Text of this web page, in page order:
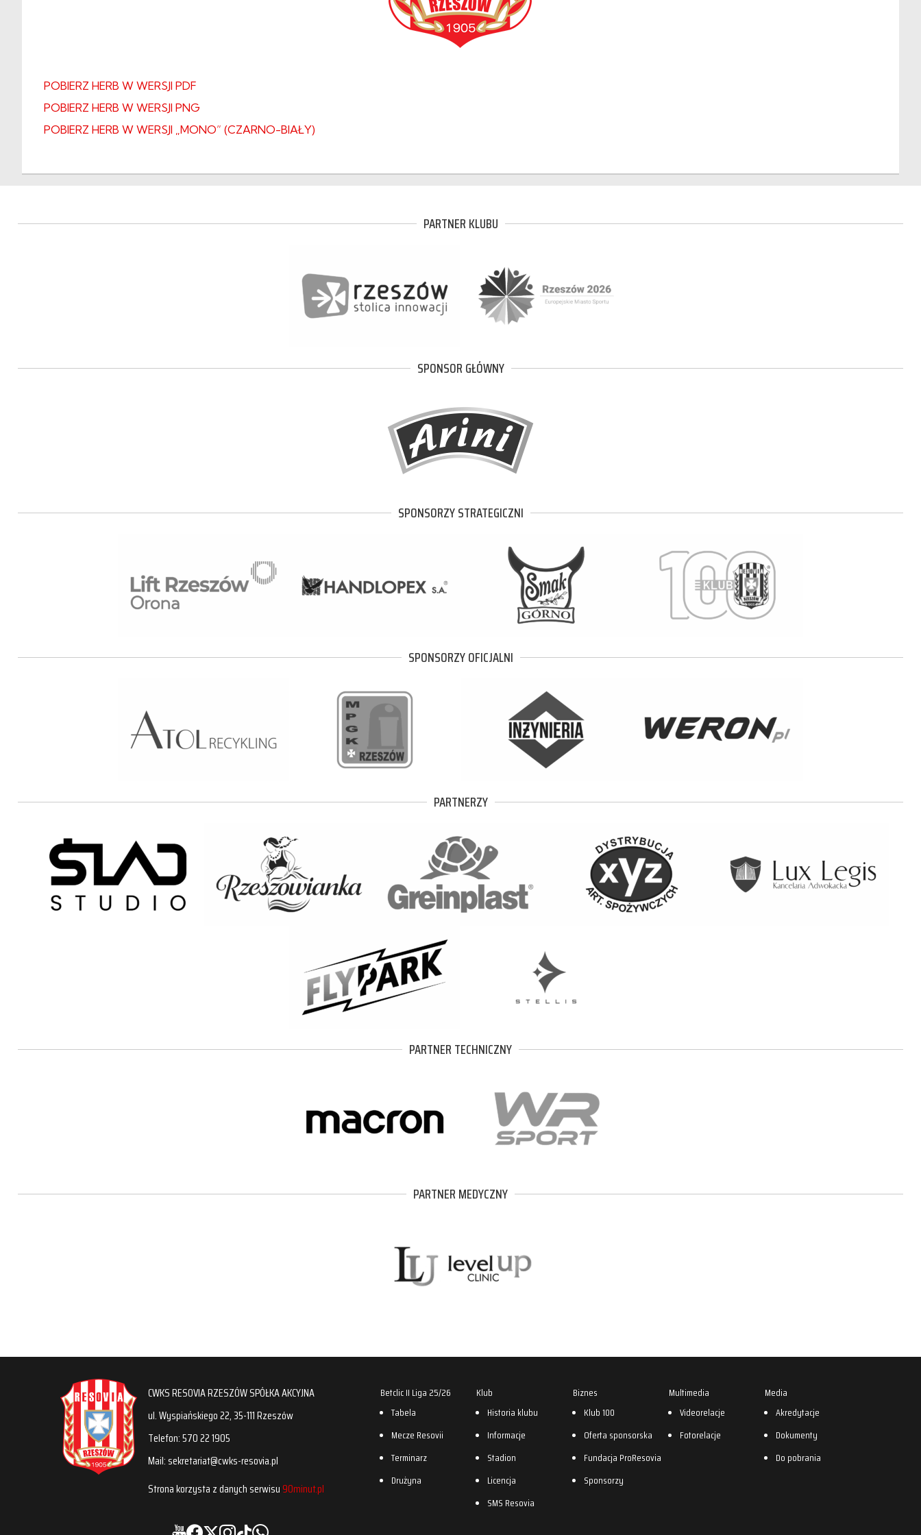
POBIERZ HERB W WERSJI PDF
POBIERZ HERB W WERSJI PNG
POBIERZ HERB W WERSJI „MONO” (CZARNO-BIAŁY)
PARTNER KLUBU
SPONSOR GŁÓWNY
SPONSORZY STRATEGICZNI
SPONSORZY OFICJALNI
PARTNERZY
PARTNER TECHNICZNY
PARTNER MEDYCZNY
CWKS RESOVIA RZESZÓW SPÓŁKA AKCYJNA
ul. Wyspiańskiego 22, 35-111 Rzeszów
Telefon: 570 22 1905
Mail: sekretariat@cwks-resovia.pl
Strona korzysta z danych serwisu90minut.pl
Betclic II Liga 25/26
Tabela
Mecze Resovii
Terminarz
Drużyna
Klub
Historia klubu
Informacje
Stadion
Licencja
SMS Resovia
Biznes
Klub 100
Oferta sponsorska
Fundacja ProResovia
Sponsorzy
Multimedia
Videorelacje
Fotorelacje
Media
Akredytacje
Dokumenty
Do pobrania